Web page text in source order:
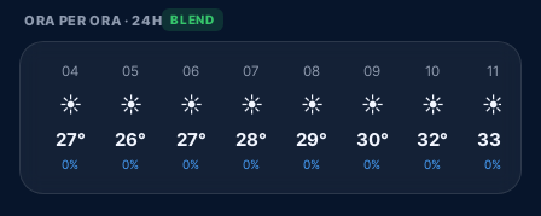
ORA PER ORA · 24H BLEND
04
☀️
27°
0%
05
☀️
26°
0%
06
☀️
27°
0%
07
☀️
28°
0%
08
☀️
29°
0%
09
☀️
30°
0%
10
☀️
32°
0%
11
☀️
33°
0%